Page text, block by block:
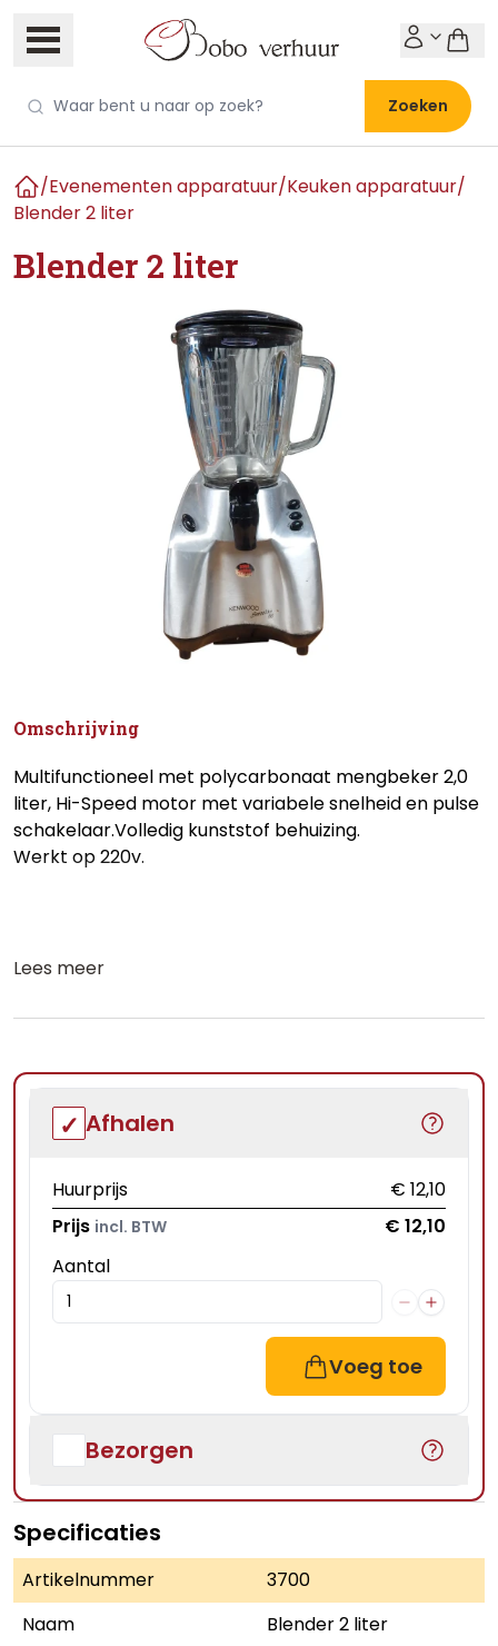
Zoeken
Home
/Evenementen apparatuur/Keuken apparatuur/
Blender 2 liter
Blender 2 liter
Omschrijving
Multifunctioneel met polycarbonaat mengbeker 2,0
liter, Hi-Speed motor met variabele snelheid en pulse
schakelaar.Volledig kunststof behuizing.
Werkt op 220v.
Lees meer
Afhalen
Huurprijs
€ 12,10
Prijs incl. BTW
€ 12,10
Aantal
Voeg toe
Bezorgen
Specificaties
Artikelnummer
3700
Naam
Blender 2 liter